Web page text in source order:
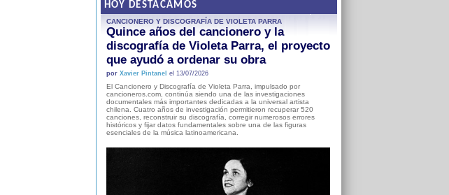
HOY DESTACAMOS
CANCIONERO Y DISCOGRAFÍA DE VIOLETA PARRA
Quince años del cancionero y la
discografía de Violeta Parra, el proyecto
que ayudó a ordenar su obra
por Xavier Pintanel el 13/07/2026
El Cancionero y Discografía de Violeta Parra, impulsado por
cancioneros.com, continúa siendo una de las investigaciones
documentales más importantes dedicadas a la universal artista
chilena. Cuatro años de investigación permitieron recuperar 520
canciones, reconstruir su discografía, corregir numerosos errores
históricos y fijar datos fundamentales sobre una de las figuras
esenciales de la música latinoamericana.